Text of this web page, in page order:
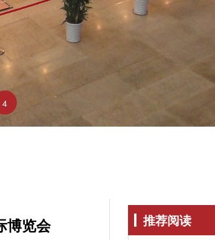
4
博览会 推荐阅读